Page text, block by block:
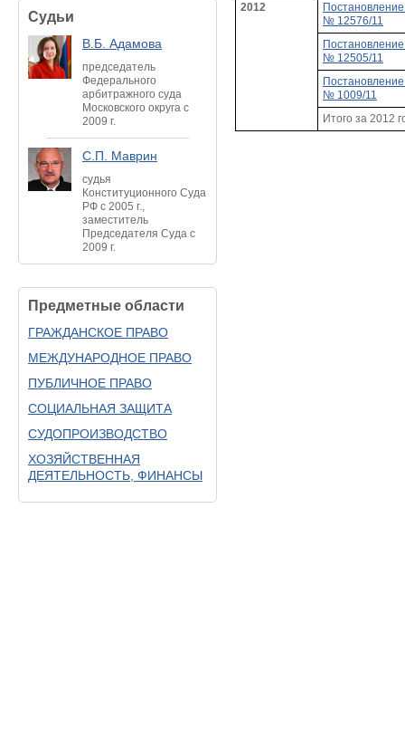
Судьи
В.Б. Адамова
председатель
Федерального
арбитражного суда
Московского округа с
2009 г.
С.П. Маврин
судья
Конституционного Суда
РФ с 2005 г.,
заместитель
Председателя Суда с
2009 г.
Предметные области
ГРАЖДАНСКОЕ ПРАВО
МЕЖДУНАРОДНОЕ ПРАВО
ПУБЛИЧНОЕ ПРАВО
СОЦИАЛЬНАЯ ЗАЩИТА
СУДОПРОИЗВОДСТВО
ХОЗЯЙСТВЕННАЯ
ДЕЯТЕЛЬНОСТЬ, ФИНАНСЫ
2012
№ 12576/11
№ 12505/11
№ 1009/11
Итого за 2012